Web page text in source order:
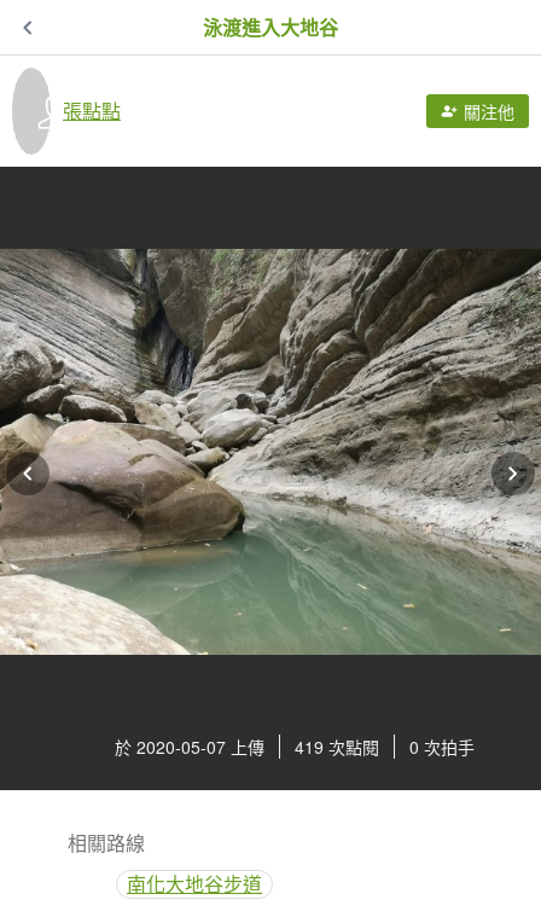
泳渡進入大地谷
張點點 關注他
於 2020-05-07 上傳 419 次點閱 0 次拍手
相關路線
南化大地谷步道